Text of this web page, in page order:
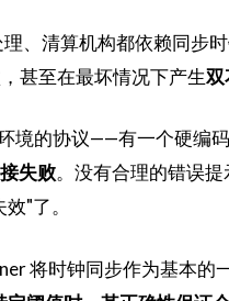
、清算机构都依赖同步
甚至在最坏情况下产生双
境的协议——有一个硬编
失败。没有合理的错误提
"了。
将时钟同步作为基本的